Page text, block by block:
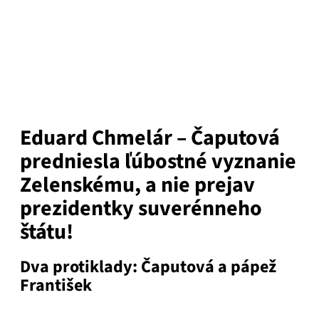
Eduard Chmelár – Čaputová
predniesla ľúbostné vyznanie
Zelenskému, a nie prejav
prezidentky suverénneho
štátu!
Dva protiklady: Čaputová a pápež
František